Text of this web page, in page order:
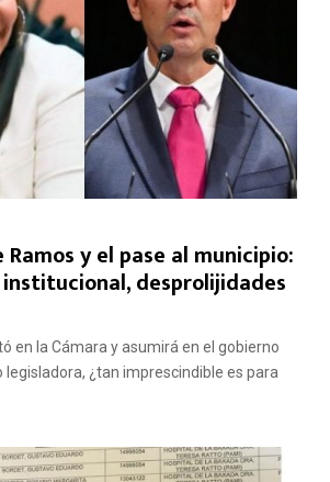
y el pase al municipio:
desprolijidades
en la Cámara y asumirá en el gobierno
legisladora, ¿tan imprescindible es para